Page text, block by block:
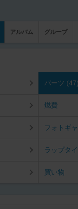
アルバム グループ
パーツ (47)
燃費
フォトギ
ラップタ
買い物